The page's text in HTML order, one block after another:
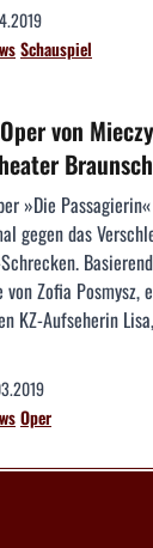
Schauspiel
von
»Die
gegen das
Zofia Posmysz,
KZ-Aufseherin
Oper